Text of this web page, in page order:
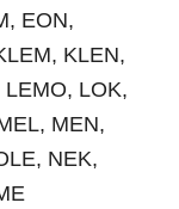
EON,
KLEN,
LOK,
MEN,
NEK,